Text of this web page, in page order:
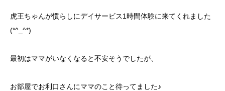
虎王ちゃんが慣らしにデイサービス1時間体験に来てくれました
(*^_^*)
最初はママがいなくなると不安そうでしたが、
お部屋でお利口さんにママのこと待ってました♪